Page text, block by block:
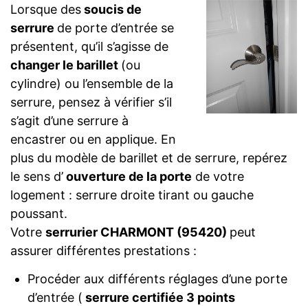
Lorsque dessoucis de
serrure de porte d’entrée se
présentent, qu’il s’agisse de
changer le barillet (ou
cylindre) ou l’ensemble de la
serrure, pensez à vérifier s’il
s’agit d’une serrure à
encastrer ou en applique. En
plus du modèle de barillet et de serrure, repérez
le sens d’ouverture de la porte de votre
logement : serrure droite tirant ou gauche
poussant.
Votre serrurier CHARMONT (95420) peut
assurer différentes prestations :
Procéder aux différents réglages d’une porte
d’entrée ( serrure certifiée 3 points